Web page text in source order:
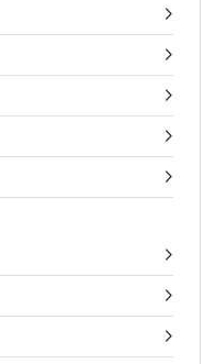







